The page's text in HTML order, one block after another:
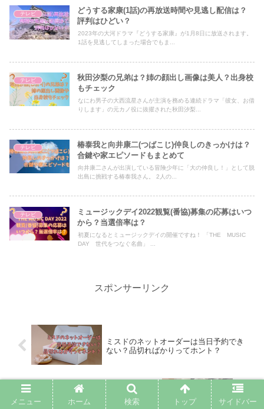
テレビ
どうする家康(1話)の再放送時間や見逃し配信は？
評判はひどい？
2023年の大河ドラマ『どうする家康』が1月8日に放送されます。
1話を見逃してしまった場合でもま...
テレビ
秋田汐梨の兄弟は？姉の顔出し画像は美人？出身校
もチェック
なにわ男子の大西流星さんが主演を務める連続ドラマ「彼女、お借
りします」の元カノ役に抜擢された秋田汐梨...
テレビ
椿泰我と向井康二(つばこじ)仲良しのきっかけは？
合鍵や家エピソードもまとめて
向井康二さんが出演している冒険少年に「大の仲良し！」として脱
出島に挑戦する椿泰我さん。 2人の...
テレビ
ミュージックデイ2022観覧(番協)募集の応募はいつ
から？当選倍率は？
初夏になるとミュージックデイの開催ですね！ 「THE MUSIC
DAY 世代をつなぐ名曲」 ...
スポンサーリンク
ミスドのネットオーダーは当日予約でき
ない？品切ればかりってホント？
フォンダンショコラフラペチーノはいつ
まで?構成やカロリーと口コミも
メニュー ホーム 検索 トップ サイドバー